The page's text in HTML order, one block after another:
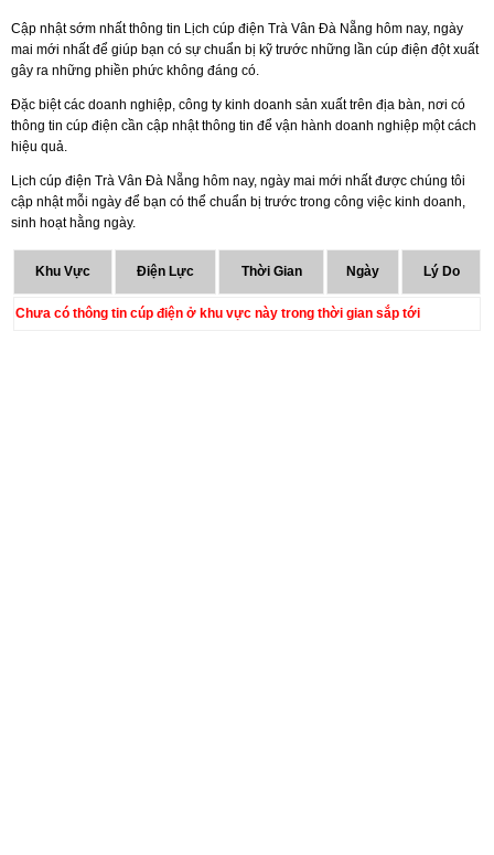
Cập nhật sớm nhất thông tin Lịch cúp điện Trà Vân Đà Nẵng hôm nay, ngày
mai mới nhất để giúp bạn có sự chuẩn bị kỹ trước những lần cúp điện đột xuất
gây ra những phiền phức không đáng có.
Đặc biệt các doanh nghiệp, công ty kinh doanh sản xuất trên địa bàn, nơi có
thông tin cúp điện cần cập nhật thông tin để vận hành doanh nghiệp một cách
hiệu quả.
Lịch cúp điện Trà Vân Đà Nẵng hôm nay, ngày mai mới nhất được chúng tôi
cập nhật mỗi ngày để bạn có thể chuẩn bị trước trong công việc kinh doanh,
sinh hoạt hằng ngày.
Khu Vực Điện Lực Thời Gian Ngày Lý Do
Chưa có thông tin cúp điện ở khu vực này trong thời gian sắp tới